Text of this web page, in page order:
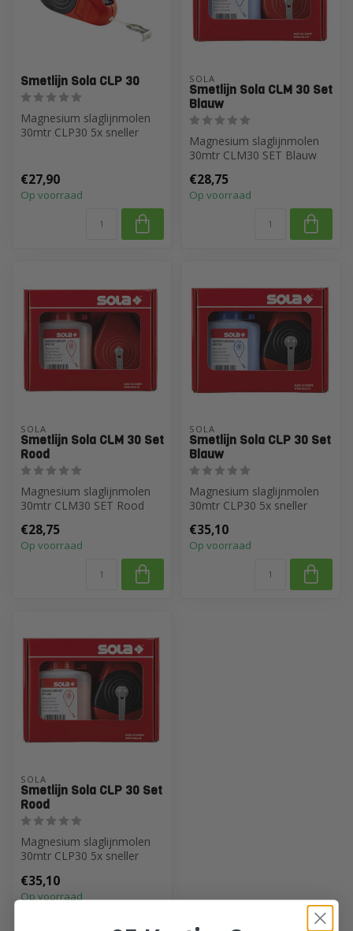
Smetlijn Sola CLP 30
Magnesium slaglijnmolen
30mtr CLP30 5x sneller
€27,90
Op voorraad
SOLA
Smetlijn Sola CLM 30 Set
Blauw
Magnesium slaglijnmolen
30mtr CLM30 SET Blauw
€28,75
Op voorraad
SOLA
Smetlijn Sola CLM 30 Set
Rood
Magnesium slaglijnmolen
30mtr CLM30 SET Rood
€28,75
Op voorraad
SOLA
Smetlijn Sola CLP 30 Set
Blauw
Magnesium slaglijnmolen
30mtr CLP30 5x sneller
€35,10
Op voorraad
SOLA
Smetlijn Sola CLP 30 Set
Rood
Magnesium slaglijnmolen
30mtr CLP30 5x sneller
€35,10
Op voorraad